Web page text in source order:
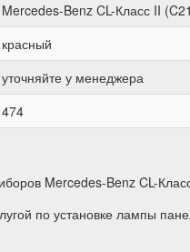
Mercedes-Benz CL-Класс II
красный
уточняйте у менеджера
474
Mercedes-Benz CL-
по установке лампы